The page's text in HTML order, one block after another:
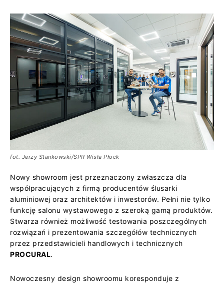
fot. Jerzy Stankowski/SPR Wisła Płock
Nowy showroom jest przeznaczony zwłaszcza dla
współpracujących z firmą producentów ślusarki
aluminiowej oraz architektów i inwestorów. Pełni nie tylko
funkcję salonu wystawowego z szeroką gamą produktów.
Stwarza również możliwość testowania poszczególnych
rozwiązań i prezentowania szczegółów technicznych
przez przedstawicieli handlowych i technicznych
PROCURAL.
Nowoczesny design showroomu koresponduje z